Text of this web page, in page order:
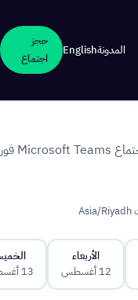
المدونةEnglish
حجز
اجتماع
اختر الموعد المناسب لك، وسنرسل لك رابط اجتماع Microsoft Teams فور
الأربعاء
12 أغسطس
13 أغسطس